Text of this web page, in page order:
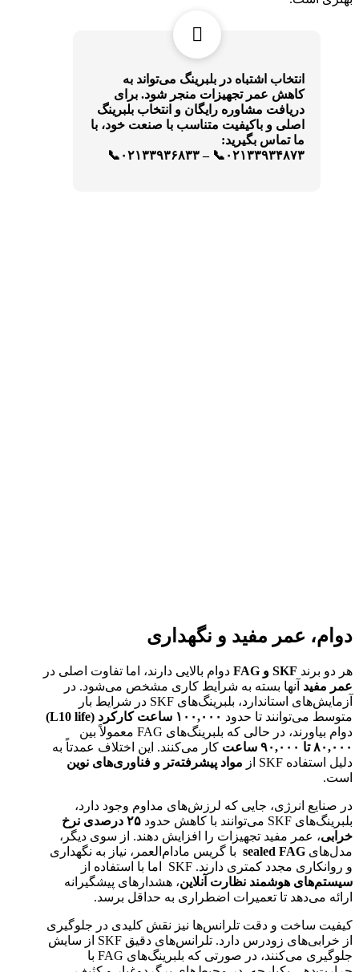
انتخاب اشتباه در بلبرینگ می‌تواند به
کاهش عمر تجهیزات منجر شود. برای
دریافت مشاوره رایگان و انتخاب بلبرینگ
اصلی و باکیفیت متناسب با صنعت خود، با
ما تماس بگیرید:
۰۲۱۳۳۹۳۴۸۷۳📞 – ۰۲۱۳۳۹۳۶۸۳۳📞
دوام، عمر مفید و نگهداری
هر دو برند SKF و
دوام بالایی دارند، اما تفاوت اصلی در
عمر مفید آنها بسته به شرایط کاری مشخص می‌شود. در
آزمایش‌های استاندارد، بلبرینگ‌های SKF در شرایط بار
متوسط می‌توانند تا حدود ۱۰۰,۰۰۰ ساعت کارکرد (L10 life)
دوام بیاورند، در حالی که بلبرینگ‌های FAG معمولاً بین
۸۰,۰۰۰ تا ۹۰,۰۰۰ ساعت کار می‌کنند. این اختلاف عمدتاً به
دلیل استفاده SKF از
مواد پیشرفته‌تر و فناوری‌های نوین
است.
در صنایع انرژی، جایی که لرزش‌های مداوم وجود دارد،
بلبرینگ‌های SKF می‌توانند با کاهش حدود
۲۵ درصدی نرخ
خرابی، عمر مفید تجهیزات را افزایش دهند. از سوی دیگر،
مدل‌های sealed FAG با گریس مادام‌العمر، نیاز به نگهداری
و روانکاری مجدد کمتری دارند. SKF اما با استفاده از
سیستم‌های هوشمند نظارت آنلاین، هشدارهای پیشگیرانه
ارائه می‌دهد تا تعمیرات اضطراری به حداقل برسد.
کیفیت ساخت و دقت تلرانس‌ها نیز نقش کلیدی در جلوگیری
از خرابی‌های زودرس دارد. تلرانس‌های دقیق SKF از سایش
جلوگیری می‌کنند، در صورتی که بلبرینگ‌های FAG با